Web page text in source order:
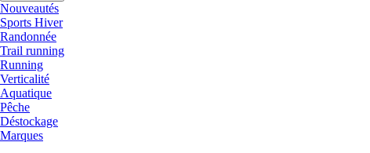
Nouveautés
Sports Hiver
Randonnée
Trail running
Running
Verticalité
Aquatique
Pêche
Déstockage
Marques